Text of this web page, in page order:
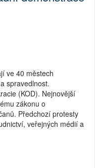
ve 40 městech
spravedlnost.
(KOD). Nejnovější
zákonu o
Předchozí protesty
veřejných médií a